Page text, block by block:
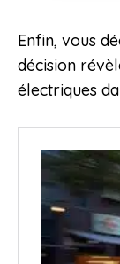
Enfin, vous
décision
électriques